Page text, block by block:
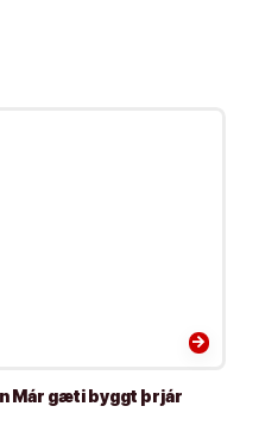
arrow_forward
Már gæti byggt þrjár